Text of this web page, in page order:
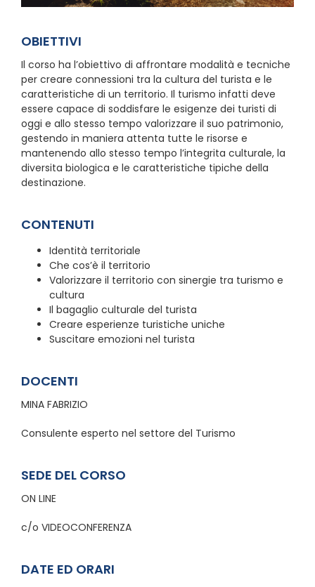
OBIETTIVI
Il corso ha l’obiettivo di affrontare modalità e tecniche
per creare connessioni tra la cultura del turista e le
caratteristiche di un territorio. Il turismo infatti deve
essere capace di soddisfare le esigenze dei turisti di
oggi e allo stesso tempo valorizzare il suo patrimonio,
gestendo in maniera attenta tutte le risorse e
mantenendo allo stesso tempo l’integrita culturale, la
diversita biologica e le caratteristiche tipiche della
destinazione.
CONTENUTI
Identità territoriale
Che cos’è il territorio
Valorizzare il territorio con sinergie tra turismo e
cultura
Il bagaglio culturale del turista
Creare esperienze turistiche uniche
Suscitare emozioni nel turista
DOCENTI
MINA FABRIZIO
Consulente esperto nel settore del Turismo
SEDE DEL CORSO
ON LINE
c/o VIDEOCONFERENZA
DATE ED ORARI